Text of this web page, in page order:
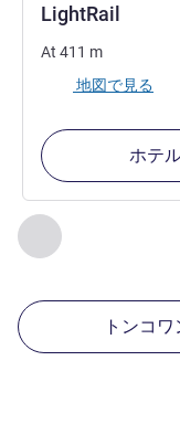
前に戻る - 周辺
2ページ中
LightRail
At 411 m
地図で見る
ホテ
トンコ